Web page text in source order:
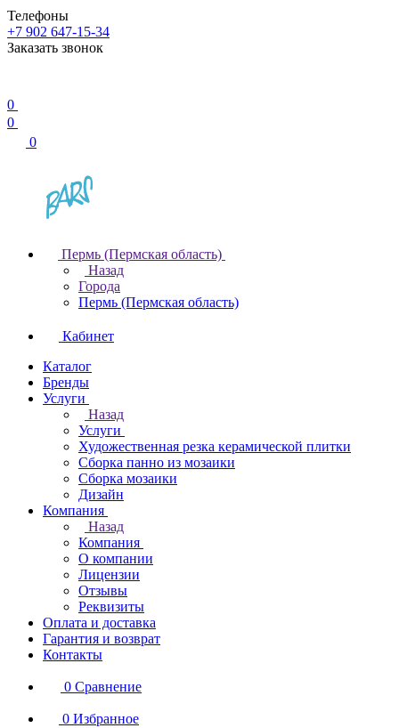
Телефоны
+7 902 647-15-34
Заказать звонок
0
0
0
Пермь (Пермская область)
Назад
Города
Пермь (Пермская область)
Кабинет
Каталог
Бренды
Услуги
Назад
Услуги
Художественная резка керамической плитки
Сборка панно из мозаики
Сборка мозаики
Дизайн
Компания
Назад
Компания
О компании
Лицензии
Отзывы
Реквизиты
Оплата и доставка
Гарантия и возврат
Контакты
0 Сравнение
0 Избранное